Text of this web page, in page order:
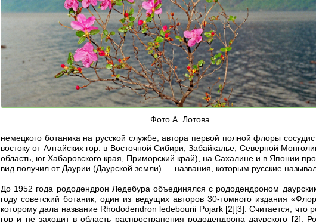
Фото А. Лотова
немецкого ботаника на русской службе, автора первой полной флоры
востоку от Алтайских гор: в Восточной Сибири, Забайкалье, Северной
область, юг Хабаровского края, Приморский край), на Сахалине и в Японии
вид получил от Даурии (Даурской земли) — названия, которым русские
До 1952 года рододендрон Ледебура объединялся с рододендроном
году советский ботаник, один из ведущих авторов 30-томного издания
которому дала название Rhododendron ledebourii Pojark [2][3]. Считается,
гор и не заходит в область распространения рододендрона даурского [2].